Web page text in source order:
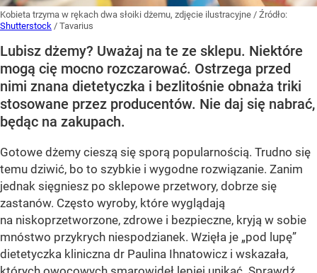
Kobieta trzyma w rękach dwa słoiki dżemu, zdjęcie ilustracyjne / Źródło:
Shutterstock / Tavarius
Lubisz dżemy? Uważaj na te ze sklepu. Niektóre
mogą cię mocno rozczarować. Ostrzega przed
nimi znana dietetyczka i bezlitośnie obnaża triki
stosowane przez producentów. Nie daj się nabrać,
będąc na zakupach.
Gotowe dżemy cieszą się sporą popularnością. Trudno się
temu dziwić, bo to szybkie i wygodne rozwiązanie. Zanim
jednak sięgniesz po sklepowe przetwory, dobrze się
zastanów. Często wyroby, które wyglądają
na niskoprzetworzone, zdrowe i bezpieczne, kryją w sobie
mnóstwo przykrych niespodzianek. Wzięła je „pod lupę”
dietetyczka kliniczna dr Paulina Ihnatowicz i wskazała,